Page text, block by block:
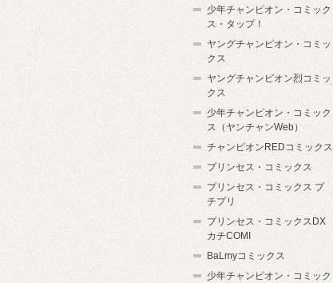
少年チャンピオン・コミック
ス・タップ！
ヤングチャンピオン・コミッ
クス
ヤングチャンピオン烈コミッ
クス
少年チャンピオン・コミック
ス（ヤンチャンWeb）
チャンピオンREDコミックス
プリンセス・コミックス
プリンセス・コミックス プ
チプリ
プリンセス・コミックスDX
カチCOMI
BaLmyコミックス
少年チャンピオン・コミック